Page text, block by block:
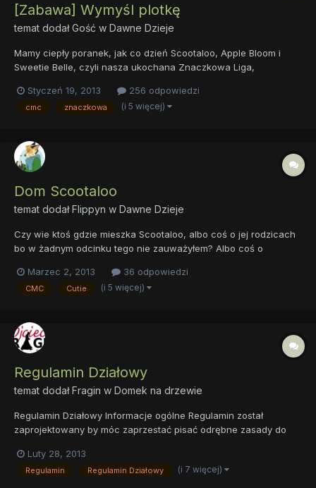
[Zabawa] Wymyśl plotkę
temat dodał Gość w Dawne Dzieje
Mamy ciepły poranek, jak co dzień Scootaloo, Apple Bloom i
Sweetie Belle, czyli nasza ukochana Znaczkowa Liga,
do zabłyśnięcia w świecie. - Dobrze dzieci, uspokójcie się. -
rzekła pani Cheerilee - No już. Wszystkie kucyki spokojnie usi...
Styczeń 19, 2013 256 odpowiedzi
cmc znaczkowa (i 5 więcej)
Dom Scootaloo
temat dodałFlippyn w Dawne Dzieje
Czy wie ktoś gdzie mieszka Scootaloo, albo coś o jej rodzicach
bo w żadnym odcinku tego nie zauważyłem? Albo coś o
//Pozwoliłem sobie wprowadzić tagi ~Fragin
Marzec 2, 2013 36 odpowiedzi
CMC Cutie (i 5 więcej)
Regulamin Działowy
temat dodałFragin w Domek na drzewie
Regulamin Działowy Informacje ogólne Regulamin został
zaprojektowany by móc zaprzestać pisać odrębne zasady do
zachowaniem w dziale "Domek na Drzewie". Obecnymi
opiekunami (avatarami) wyżej wymienionego działu są:
Luty 28, 2013
Regulamin Regulamin Działowy (i 7 więcej)